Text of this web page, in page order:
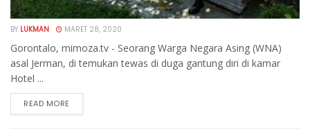
BY LUKMAN MARET 28, 2020
Gorontalo, mimoza.tv - Seorang Warga Negara Asing (WNA)
asal Jerman, di temukan tewas di duga gantung diri di kamar
Hotel ...
READ MORE